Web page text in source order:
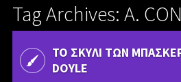
Tag Archives: A.
ΤΟ ΣΚΥΛΙ ΤΩΝ
DOYLE